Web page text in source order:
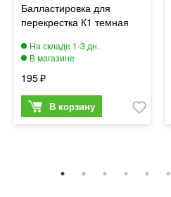
Балластировка для
перекрестка К1 темная
195